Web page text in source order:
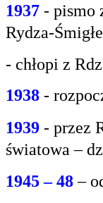
1937 - pismo
Rydza-
- chłopi z
1938 -
1939 - przez
światowa –
1945 – 48–